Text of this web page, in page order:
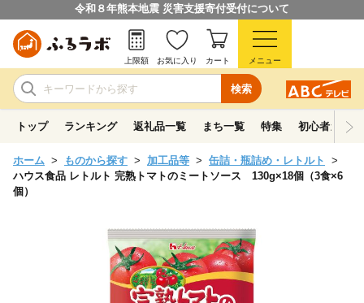
令和８年熊本地震 災害支援寄付受付について
検索
上限額 お気に入り カート メニュー
トップ ランキング 返礼品一覧 まち一覧 特集 初心者ガイド
ホーム ものから探す 加工品等
缶詰・瓶詰め・レトルト
ハウス食品 レトルト 完熟トマトのミートソース 130g×18個（3食×6
個）